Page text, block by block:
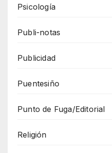
Psicología
Publi-notas
Publicidad
Puentesiño
Punto de Fuga/Editorial
Religión